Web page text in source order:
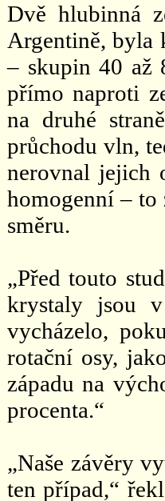
Dvě hlubinná
Argentině, byla
– skupin 40 až
přímo naproti
na druhé
průchodu vln,
nerovnal jejich
homogenní – to
směru.
„Před touto
krystaly jsou
vycházelo,
rotační osy,
západu na
procenta.“
„Naše závěry
ten případ,“